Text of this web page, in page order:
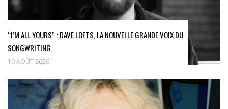
“I’M ALL YOURS” : DAVE LOFTS, LA NOUVELLE GRANDE VOIX DU
SONGWRITING
10 AOÛT 2026